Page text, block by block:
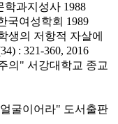
과지성사 1988
국여성학회 1989
생의 저항적 자살에
: 321-360, 2016
의" 서강대학교 종교
굴이어라" 도서출판